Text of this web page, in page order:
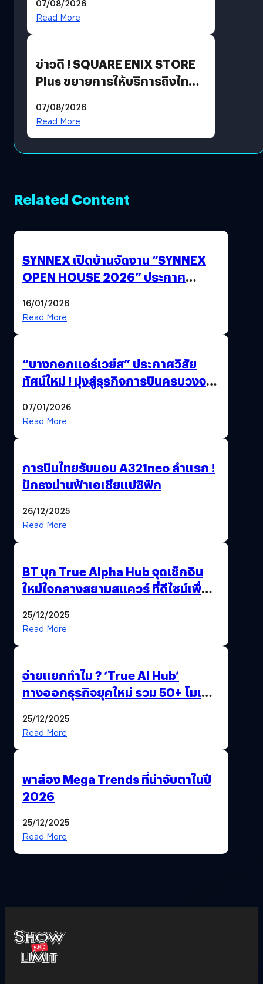
07/08/2026
Read More
ข่าวดี ! SQUARE ENIX STORE
Plus ขยายการให้บริการถึงไทย
โดยตรง
07/08/2026
Read More
Related Content
SYNNEX เปิดบ้านจัดงาน “SYNNEX
OPEN HOUSE 2026” ประกาศ
ได้ 53,000 ล้านบาท
16/01/2026
Read More
“บางกอกแอร์เวย์ส” ประกาศวิสัย
ทัศน์ใหม่ ! มุ่งสู่ธุรกิจการบินครบวงจร
สังคม
07/01/2026
Read More
การบินไทยรับมอบ A321neo ลำแรก !
ปักธงน่านฟ้าเอเชียแปซิฟิก
26/12/2025
Read More
BT บุก True Alpha Hub จุดเช็กอิน
ใหม่ใจกลางสยามสแควร์ ที่ดีไซน์เพื่อ
25/12/2025
Read More
จ่ายแยกทำไม ? ‘True AI Hub’
ทางออกธุรกิจยุคใหม่ รวม 50+ โมเดล
25/12/2025
Read More
พาส่อง Mega Trends ที่น่าจับตาในปี
2026
25/12/2025
Read More